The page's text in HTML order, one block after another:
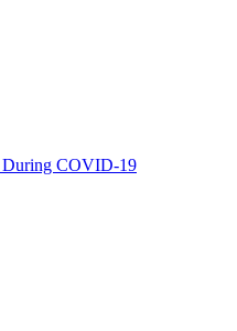
During COVID-19